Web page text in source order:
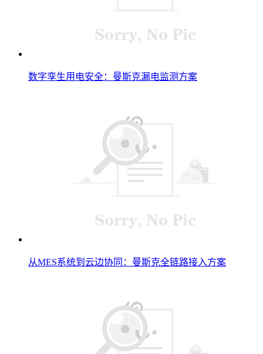
数字孪生用电安全：曼斯克漏电监测方案
从MES系统到云边协同：曼斯克全链路接入方案